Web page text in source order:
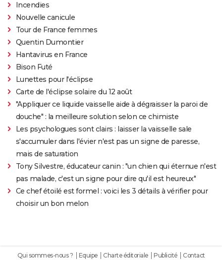
Incendies
Nouvelle canicule
Tour de France femmes
Quentin Dumontier
Hantavirus en France
Bison Futé
Lunettes pour l'éclipse
Carte de l'éclipse solaire du 12 août
"Appliquer ce liquide vaisselle aide à dégraisser la paroi de
douche" : la meilleure solution selon ce chimiste
Les psychologues sont clairs : laisser la vaisselle sale
s'accumuler dans l'évier n'est pas un signe de paresse,
mais de saturation
Tony Silvestre, éducateur canin : "un chien qui éternue n'est
pas malade, c'est un signe pour dire qu'il est heureux"
Ce chef étoilé est formel : voici les 3 détails à vérifier pour
choisir un bon melon
Qui sommes-nous ? Equipe Charte éditoriale Publicité Contact